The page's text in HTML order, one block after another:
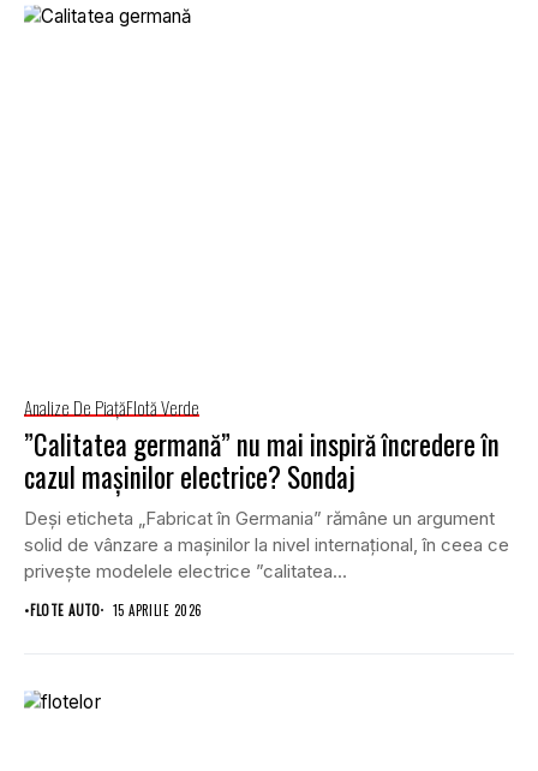
Analize De PiațăFlotă Verde
”Calitatea germană” nu mai inspiră încredere în
cazul mașinilor electrice? Sondaj
Deși eticheta „Fabricat în Germania” rămâne un argument
solid de vânzare a mașinilor la nivel internațional, în ceea ce
privește modelele electrice ”calitatea...
•FLOTE AUTO 15 APRILIE 2026